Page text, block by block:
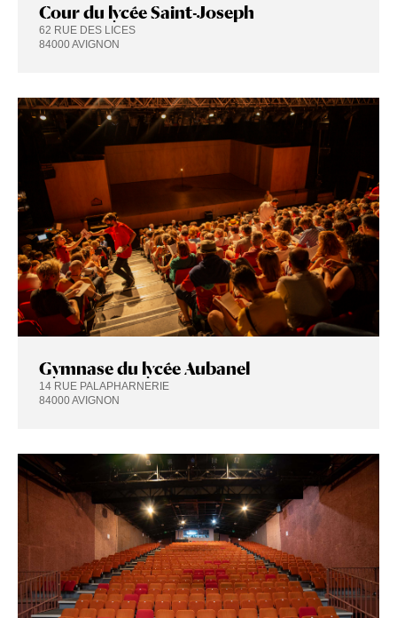
Cour du lycée Saint-Joseph
62 RUE DES LICES
84000 AVIGNON
Gymnase du lycée Aubanel
14 RUE PALAPHARNERIE
84000 AVIGNON